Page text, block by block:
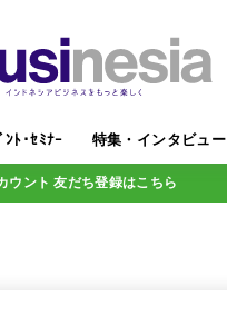
ﾝﾄ･ｾﾐﾅｰ 特集・インタビュー
ウント 友だち登録はこちら